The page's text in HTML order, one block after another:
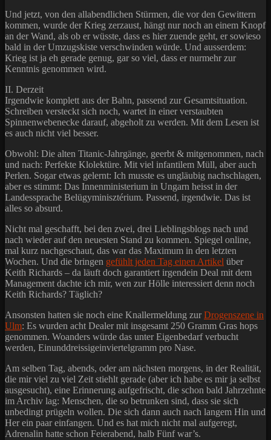
Und jetzt, von den allabendlichen Stürmen, die vor den Gewittern
kommen, wurde der Krieg zerzaust, hängt nur noch an einem Knopf
an der Wand, als ob er wüsste, dass es hier zuende geht, er sowieso
bald in der Umzugskiste verschwinden würde. Und ausserdem:
Krieg ist ja eh gerade genug, gar so viel, dass er nurmehr zur
Kenntnis genommen wird.
II. Derzeit
Irgendwie komplett aus der Bahn, passend zur Gesamtsituation.
Schreiben versteckt sich noch, wartet in einer verstaubten
Spinnenwebenecke darauf, abgeholt zu werden. Mit dem Lesen ist
es auch nicht viel besser.
Obwohl: Die alten Titanic-Jahrgänge, geerbt & mitgenommen, nach
und nach: Perfekte Klolektüre. Mit viel infantilem Müll, aber auch
Perlen. Sogar etwas gelernt: Ich musste es ungläubig nachschlagen,
aber es stimmt: Das Innenministerium in Ungarn heisst in der
Landessprache Belügyminisztérium. Passend, irgendwie. Das ist
alles so absurd.
Nicht mal geschafft, bei den zwei, drei Lieblingsblogs nach und
nach wieder auf den neuesten Stand zu kommen. Spiegel online,
mal kurz nachgeschaut, das war das Maximum in den letzten
Wochen. Und die bringen gefühlt jeden Tag einen Artikel über
Keith Richards – da läuft doch garantiert irgendein Deal mit dem
Management dachte ich mir, wen zur Hölle interessiert denn noch
Keith Richards? Täglich?
Ansonsten hatten sie noch eine Knallermeldung zurDrogenszene in
Ulm: Es wurden acht Dealer mit insgesamt 250 Gramm Gras hops
genommen. Woanders würde das unter Eigenbedarf verbucht
werden, Einunddreissigeinviertelgramm pro Nase.
Am selben Tag, abends, oder am nächsten morgens, in der Realität,
die mir viel zu viel Zeit stiehlt gerade (aber ich habe es mir ja selbst
ausgesucht), eine Erinnerung aufgefrischt, die schon bald Jahrzehnte
im Archiv lag: Menschen, die so betrunken sind, dass sie sich
unbedingt prügeln wollen. Die sich dann auch nach langem Hin und
Her ein paar einfangen. Und es hat mich nicht mal aufgeregt,
Adrenalin hatte schon Feierabend, halb Fünf war’s.